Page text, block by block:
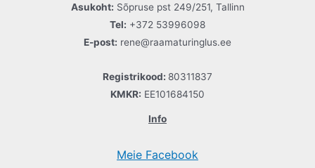
Asukoht: Sõpruse pst 249/251, Tallinn
Tel: +372 53996098
E-post: rene@raamaturinglus.ee
Registrikood: 80311837
KMKR: EE101684150
Info
Meie Facebook